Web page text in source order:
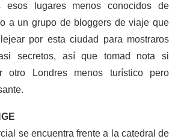
esos lugares menos conocidos de
a un grupo de bloggers de viaje que
por esta ciudad para mostraros
secretos, así que tomad nota si
otro Londres menos turístico pero
se encuentra frente a la catedral de